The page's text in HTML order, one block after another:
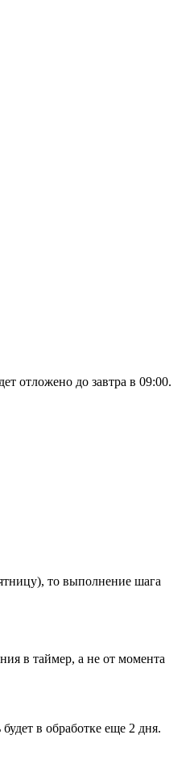
отложено до завтра в 09:00.
то выполнение шага
в таймер, а не от момента
в обработке еще 2 дня.